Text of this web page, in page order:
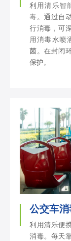
利用清乐智
毒。通过自
行消毒，可
用消毒水喷
菌。在封闭
保护。
公交车
利用清乐便
消毒。每天